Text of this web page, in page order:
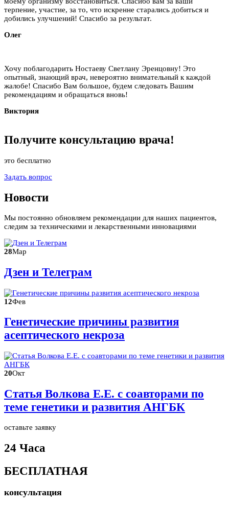
терпение, участие, за то, что искренне старались добиться и
добились улучшений! Спасибо за результат.
Олег
Хочу поблагодарить Ностаеву Светлану Эренцовну! Это
опытный, знающий врач, невероятно внимательный к каждой
жалобе! Спасибо Вам большое, будем следовать Вашим
рекомендациям и обращаться вновь!
Виктория
Получите консультацию врача!
это бесплатно
Задать вопрос
Новости
Мы постоянно обновляем рекомендации для наших пациентов,
следим за техническими и лекарственными инновациями
28Мар
Дзен и Телеграм
12Фев
Генетические причины развития
асептического некроза
20Окт
Статья Волкова Е.Е. с соавторами по
теме генетики и развития АНГБК
оставьте заявку
24 Часа
БЕСПЛАТНАЯ
консультация